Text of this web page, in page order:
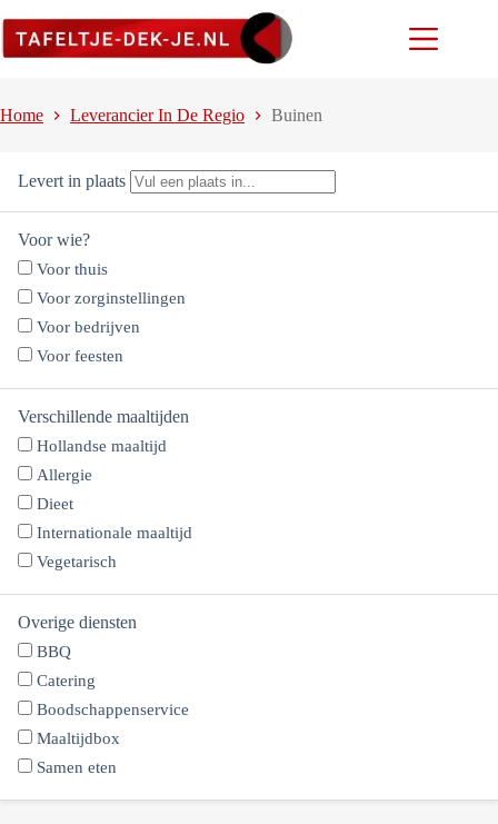
naar
Home Leverancier In De Regio Buinen
Levert in plaats
Voor wie?
Voor thuis
Voor zorginstellingen
Voor bedrijven
Voor feesten
Verschillende maaltijden
Hollandse maaltijd
Allergie
Dieet
Internationale maaltijd
Vegetarisch
Overige diensten
BBQ
Catering
Boodschappenservice
Maaltijdbox
Samen eten